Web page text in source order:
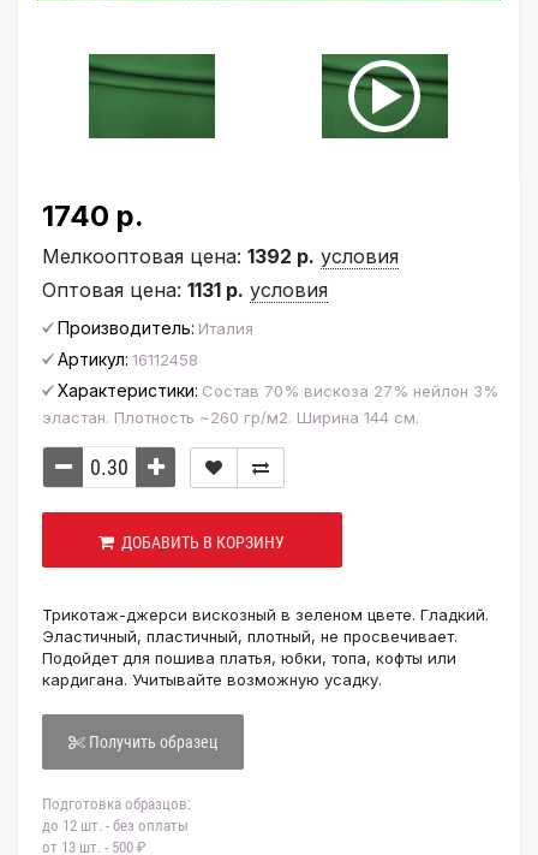
1740 р.
Мелкооптовая цена: 1392 р. условия
Оптовая цена: 1131 р. условия
Производитель: Италия
Артикул: 16112458
Характеристики: Состав 70% вискоза 27% нейлон 3%
эластан. Плотность ~260 гр/м2. Ширина 144 см.
ДОБАВИТЬ В КОРЗИНУ
Трикотаж-джерси вискозный в зеленом цвете. Гладкий.
Эластичный, пластичный, плотный, не просвечивает.
Подойдет для пошива платья, юбки, топа, кофты или
кардигана. Учитывайте возможную усадку.
Получить образец
Подготовка образцов:
до 12 шт. - без оплаты
от 13 шт. - 500 ₽